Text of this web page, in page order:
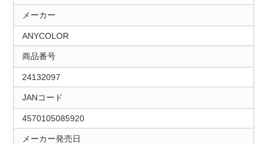
メーカー
ANYCOLOR
商品番号
24132097
JANコード
4570105085920
メーカー発売日